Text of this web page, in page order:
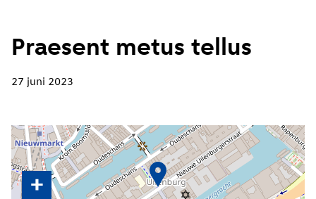
Praesent metus tellus
27 juni 2023
+